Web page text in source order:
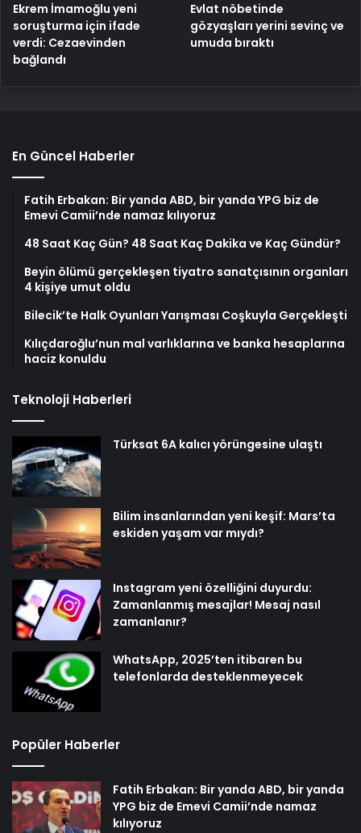
Ekrem İmamoğlu yeni
soruşturma için ifade
verdi: Cezaevinden
bağlandı
Evlat nöbetinde
gözyaşları yerini sevinç ve
umuda bıraktı
En Güncel Haberler
Fatih Erbakan: Bir yanda ABD, bir yanda YPG biz de
Emevi Camii’nde namaz kılıyoruz
48 Saat Kaç Gün? 48 Saat Kaç Dakika ve Kaç Gündür?
Beyin ölümü gerçekleşen tiyatro sanatçısının organları
4 kişiye umut oldu
Bilecik’te Halk Oyunları Yarışması Coşkuyla Gerçekleşti
Kılıçdaroğlu’nun mal varlıklarına ve banka hesaplarına
haciz konuldu
Teknoloji Haberleri
Türksat 6A kalıcı yörüngesine ulaştı
Bilim insanlarından yeni keşif: Mars’ta
eskiden yaşam var mıydı?
Instagram yeni özelliğini duyurdu:
Zamanlanmış mesajlar! Mesaj nasıl
zamanlanır?
WhatsApp, 2025’ten itibaren bu
telefonlarda desteklenmeyecek
Popüler Haberler
Fatih Erbakan: Bir yanda ABD, bir yanda
YPG biz de Emevi Camii’nde namaz
kılıyoruz